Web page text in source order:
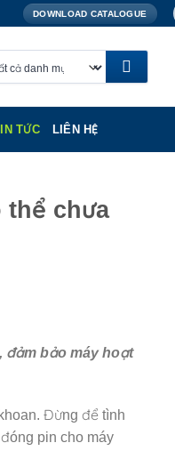
DOWNLOAD CATALOGUE
TỨC LIÊN HỆ
thể chưa
đảm bảo máy hoạt
Đừng để tình
pin cho máy